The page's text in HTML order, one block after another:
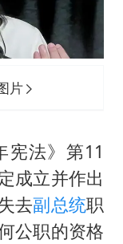
片
宪法》第11
成立并作出
去副总统职
公职的资格